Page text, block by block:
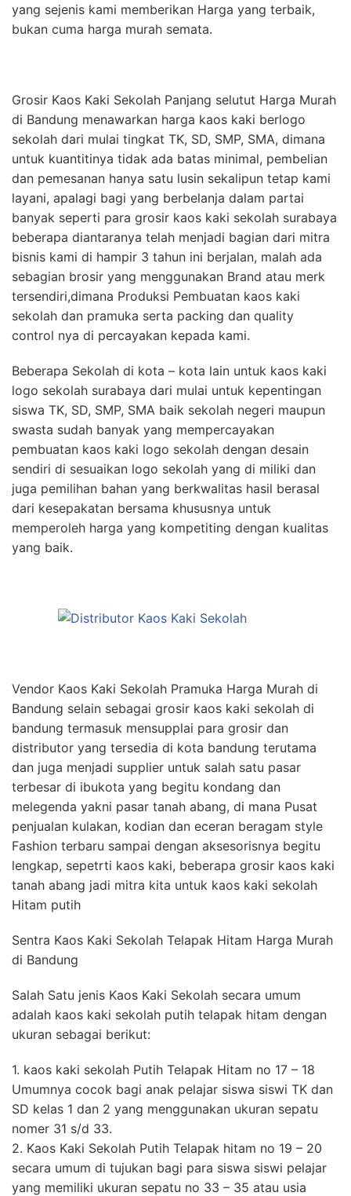
yang sejenis kami memberikan Harga yang terbaik,
bukan cuma harga murah semata.
Grosir Kaos Kaki Sekolah Panjang selutut Harga Murah
di Bandung menawarkan harga kaos kaki berlogo
sekolah dari mulai tingkat TK, SD, SMP, SMA, dimana
untuk kuantitinya tidak ada batas minimal, pembelian
dan pemesanan hanya satu lusin sekalipun tetap kami
layani, apalagi bagi yang berbelanja dalam partai
banyak seperti para grosir kaos kaki sekolah surabaya
beberapa diantaranya telah menjadi bagian dari mitra
bisnis kami di hampir 3 tahun ini berjalan, malah ada
sebagian brosir yang menggunakan Brand atau merk
tersendiri,dimana Produksi Pembuatan kaos kaki
sekolah dan pramuka serta packing dan quality
control nya di percayakan kepada kami.
Beberapa Sekolah di kota – kota lain untuk kaos kaki
logo sekolah surabaya dari mulai untuk kepentingan
siswa TK, SD, SMP, SMA baik sekolah negeri maupun
swasta sudah banyak yang mempercayakan
pembuatan kaos kaki logo sekolah dengan desain
sendiri di sesuaikan logo sekolah yang di miliki dan
juga pemilihan bahan yang berkwalitas hasil berasal
dari kesepakatan bersama khususnya untuk
memperoleh harga yang kompetiting dengan kualitas
yang baik.
Vendor Kaos Kaki Sekolah Pramuka Harga Murah di
Bandung selain sebagai grosir kaos kaki sekolah di
bandung termasuk mensupplai para grosir dan
distributor yang tersedia di kota bandung terutama
dan juga menjadi supplier untuk salah satu pasar
terbesar di ibukota yang begitu kondang dan
melegenda yakni pasar tanah abang, di mana Pusat
penjualan kulakan, kodian dan eceran beragam style
Fashion terbaru sampai dengan aksesorisnya begitu
lengkap, sepetrti kaos kaki, beberapa grosir kaos kaki
tanah abang jadi mitra kita untuk kaos kaki sekolah
Hitam putih
Sentra Kaos Kaki Sekolah Telapak Hitam Harga Murah
di Bandung
Salah Satu jenis Kaos Kaki Sekolah secara umum
adalah kaos kaki sekolah putih telapak hitam dengan
ukuran sebagai berikut:
1. kaos kaki sekolah Putih Telapak Hitam no 17 – 18
Umumnya cocok bagi anak pelajar siswa siswi TK dan
SD kelas 1 dan 2 yang menggunakan ukuran sepatu
nomer 31 s/d 33.
2. Kaos Kaki Sekolah Putih Telapak hitam no 19 – 20
secara umum di tujukan bagi para siswa siswi pelajar
yang memiliki ukuran sepatu no 33 – 35 atau usia